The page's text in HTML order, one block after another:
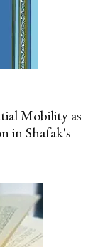
Mobility as
in Shafak's